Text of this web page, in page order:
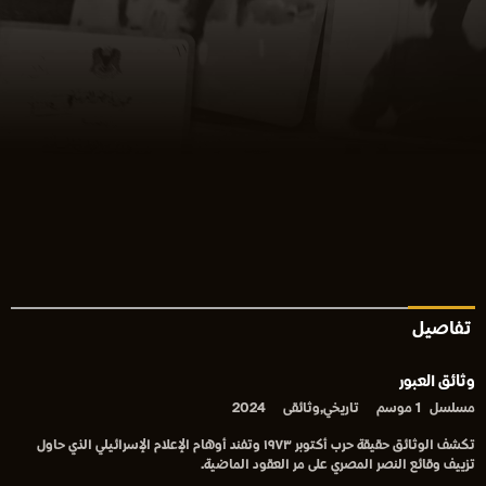
تفاصيل
وثائق العبور
مسلسل 1 موسم تاريخي,وثائقى 2024
تكشف الوثائق حقيقة حرب أكتوبر ١٩٧٣ وتفند أوهام الإعلام الإسرائيلي الذي حاول
تزييف وقائع النصر المصري على مر العقود الماضية.